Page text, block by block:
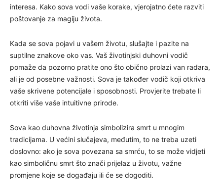
interesa. Kako sova vodi vaše korake, vjerojatno ćete razviti
poštovanje za magiju života.
Kada se sova pojavi u vašem životu, slušajte i pazite na
suptilne znakove oko vas. Vaš životinjski duhovni vodič
pomaže da pozorno pratite ono što obično prolazi van radara,
ali je od posebne važnosti. Sova je također vodič koji otkriva
vaše skrivene potencijale i sposobnosti. Provjerite trebate li
otkriti više vaše intuitivne prirode.
Sova kao duhovna životinja simbolizira smrt u mnogim
tradicijama. U većini slučajeva, međutim, to ne treba uzeti
doslovno: ako je sova povezana sa smrću, to se može vidjeti
kao simboličnu smrt što znači prijelaz u životu, važne
promjene koje se događaju ili će se dogoditi.